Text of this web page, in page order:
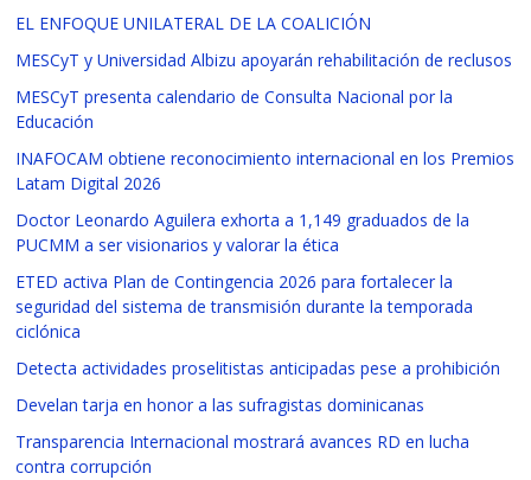
EL ENFOQUE UNILATERAL DE LA COALICIÓN
MESCyT y Universidad Albizu apoyarán rehabilitación de reclusos
MESCyT presenta calendario de Consulta Nacional por la
Educación
INAFOCAM obtiene reconocimiento internacional en los Premios
Latam Digital 2026
Doctor Leonardo Aguilera exhorta a 1,149 graduados de la
PUCMM a ser visionarios y valorar la ética
ETED activa Plan de Contingencia 2026 para fortalecer la
seguridad del sistema de transmisión durante la temporada
ciclónica
Detecta actividades proselitistas anticipadas pese a prohibición
Develan tarja en honor a las sufragistas dominicanas
Transparencia Internacional mostrará avances RD en lucha
contra corrupción